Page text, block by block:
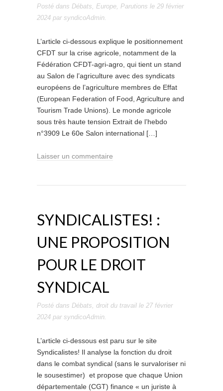
Posté dans Débats, Europe, Parutions le 29 février
2024 par syndicoAdmin.
L’article ci-dessous explique le positionnement
CFDT sur la crise agricole, notamment de la
Fédération CFDT-agri-agro, qui tient un stand
au Salon de l’agriculture avec des syndicats
européens de l’agriculture membres de Effat
(European Federation of Food, Agriculture and
Tourism Trade Unions). Le monde agricole
sous très haute tension Extrait de l’hebdo
n°3909 Le 60e Salon international […]
Laisser un commentaire
SYNDICALISTES! :
UNE PROPOSITION
POUR LE DROIT
SYNDICAL
Posté dans Débats, droit du travail le 27 février
2024 par syndicoAdmin.
L’article ci-dessous est paru sur le site
Syndicalistes! Il analyse la fonction du droit
dans le combat syndical (sans le survaloriser ni
le sousestimer) et propose que chaque Union
départementale (CGT) finance « un juriste à